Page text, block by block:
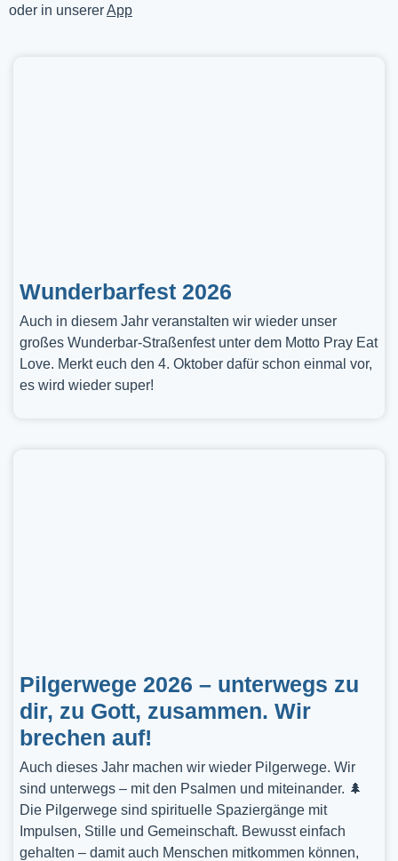
oder in unsererApp
Wunderbarfest 2026
Auch in diesem Jahr veranstalten wir wieder unser
großes Wunderbar-Straßenfest unter dem Motto Pray Eat
Love. Merkt euch den 4. Oktober dafür schon einmal vor,
es wird wieder super!
Pilgerwege 2026 – unterwegs zu
dir, zu Gott, zusammen. Wir
brechen auf!
Auch dieses Jahr machen wir wieder Pilgerwege. Wir
sind unterwegs – mit den Psalmen und miteinander. 🌲
Die Pilgerwege sind spirituelle Spaziergänge mit
Impulsen, Stille und Gemeinschaft. Bewusst einfach
gehalten – damit auch Menschen mitkommen können,